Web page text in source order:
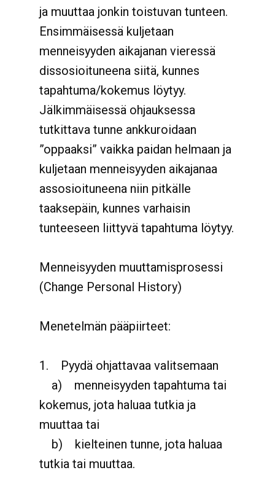
ja muuttaa jonkin toistuvan tunteen.
Ensimmäisessä kuljetaan
menneisyyden aikajanan vieressä
dissosioituneena siitä, kunnes
tapahtuma/kokemus löytyy.
Jälkimmäisessä ohjauksessa
tutkittava tunne ankkuroidaan
”oppaaksi” vaikka paidan helmaan ja
kuljetaan menneisyyden aikajanaa
assosioituneena niin pitkälle
taaksepäin, kunnes varhaisin
tunteeseen liittyvä tapahtuma löytyy.
Menneisyyden muuttamisprosessi
(Change Personal History)
Menetelmän pääpiirteet:
1. Pyydä ohjattavaa valitsemaan
a) menneisyyden tapahtuma tai
kokemus, jota haluaa tutkia ja
muuttaa tai
b) kielteinen tunne, jota haluaa
tutkia tai muuttaa.